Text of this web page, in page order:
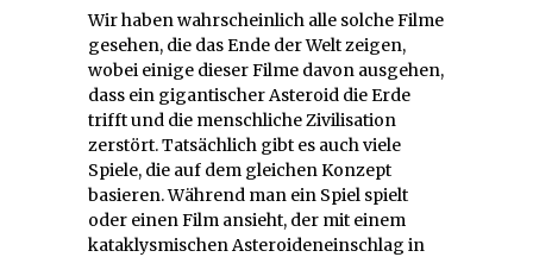
Wir haben wahrscheinlich alle solche Filme
gesehen, die das Ende der Welt zeigen,
wobei einige dieser Filme davon ausgehen,
dass ein gigantischer Asteroid die Erde
trifft und die menschliche Zivilisation
zerstört. Tatsächlich gibt es auch viele
Spiele, die auf dem gleichen Konzept
basieren. Während man ein Spiel spielt
oder einen Film ansieht, der mit einem
kataklysmischen Asteroideneinschlag in